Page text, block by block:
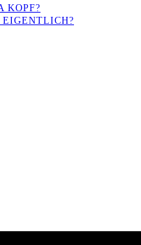
KOPF?
EIGENTLICH?